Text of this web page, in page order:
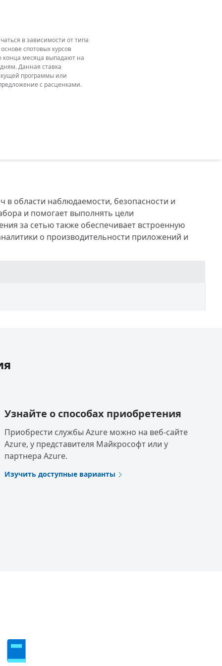
в зависимости от типа
спотовых курсов
конца месяца выпадают на
Данная ставка
программы или
с расценками.
области наблюдаемости, безопасности и
и помогает выполнять цели
за сетью также обеспечивает встроенную
о производительности приложений и
Узнайте о способах приобретения
Приобрести службы Azure можно на веб-сайте
Azure, у представителя Майкрософт или у
партнера Azure.
Изучить доступные варианты